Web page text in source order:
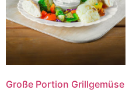
Große Portion Grillgemüse